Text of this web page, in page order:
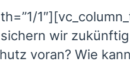
wir
voran? Wie